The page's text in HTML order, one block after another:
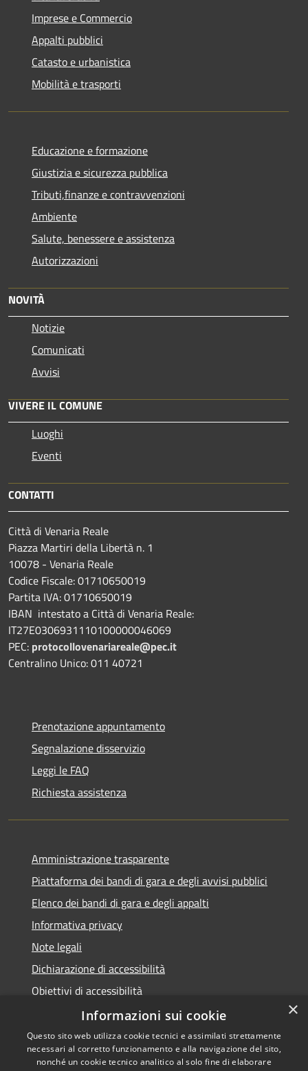
Imprese e Commercio
Appalti pubblici
Catasto e urbanistica
Mobilità e trasporti
Educazione e formazione
Giustizia e sicurezza pubblica
Tributi,finanze e contravvenzioni
Ambiente
Salute, benessere e assistenza
Autorizzazioni
NOVITÀ
Notizie
Comunicati
Avvisi
VIVERE IL COMUNE
Luoghi
Eventi
CONTATTI
Città di Venaria Reale
Piazza Martiri della Libertà n. 1
10078 - Venaria Reale
Codice Fiscale: 01710650019
Partita IVA: 01710650019
IBAN intestato a Città di Venaria Reale:
IT27E0306931110100000046069
PEC: protocollovenariareale@pec.it
Centralino Unico: 011 40721
Prenotazione appuntamento
Segnalazione disservizio
Leggi le FAQ
Richiesta assistenza
Amministrazione trasparente
Piattaforma dei bandi di gara e degli avvisi pubblici
Elenco dei bandi di gara e degli appalti
Informativa privacy
Note legali
Dichiarazione di accessibilità
Obiettivi di accessibilità
×
Informazioni sui cookie
Questo sito web utilizza cookie tecnici e assimilati strettamente
necessari al corretto funzionamento e alla navigazione del sito,
nonché un cookie tecnico analitico al solo fine di elaborare